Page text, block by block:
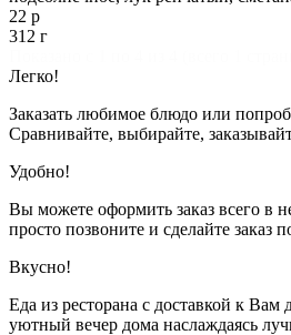
22 р
312 г
Легко!
Заказать любимое блюдо или
Сравнивайте, выбирайте,
Удобно!
Вы можете оформить заказ всего в
просто позвоните и сделайте заказ
Вкусно!
Еда из ресторана с доставкой к
уютный вечер дома наслаждаясь